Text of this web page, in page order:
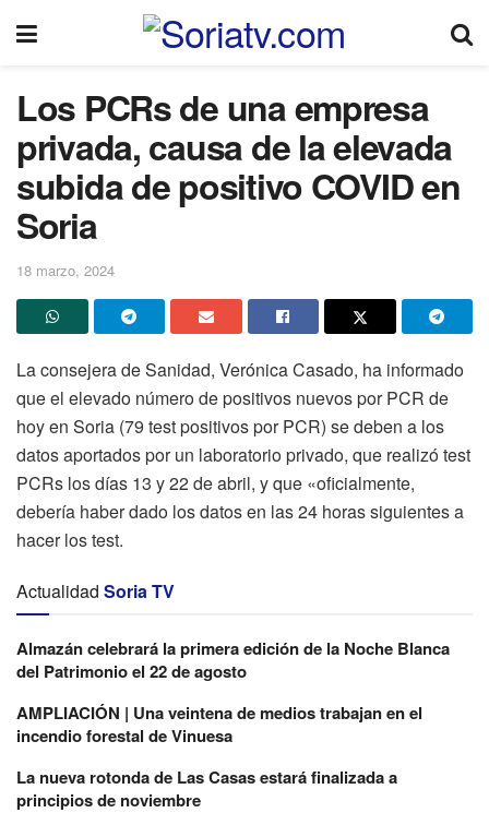
Los PCRs de una empresa
privada, causa de la elevada
subida de positivo COVID en
Soria
18 marzo, 2024
La consejera de Sanidad, Verónica Casado, ha informado
que el elevado número de positivos nuevos por PCR de
hoy en Soria (79 test positivos por PCR) se deben a los
datos aportados por un laboratorio privado, que realizó test
PCRs los días 13 y 22 de abril, y que «oficialmente,
debería haber dado los datos en las 24 horas siguientes a
hacer los test.
Actualidad Soria TV
Almazán celebrará la primera edición de la Noche Blanca
del Patrimonio el 22 de agosto
AMPLIACIÓN | Una veintena de medios trabajan en el
incendio forestal de Vinuesa
La nueva rotonda de Las Casas estará finalizada a
principios de noviembre